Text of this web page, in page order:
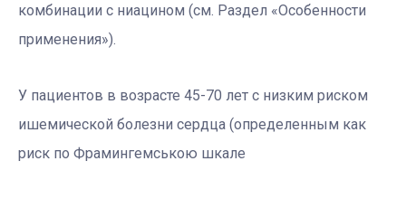
комбинации с ниацином (см. Раздел «Особенности
применения»).
У пациентов в возрасте 45-70 лет с низким риском
ишемической болезни сердца (определенным как
риск по Фрамингемською шкале